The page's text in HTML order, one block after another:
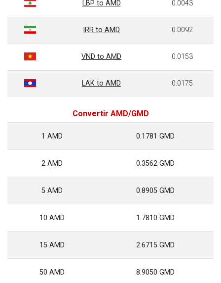
LBP to AMD 0.0043
IRR to AMD 0.0092
VND to AMD 0.0153
LAK to AMD 0.0175
Convertir AMD/GMD
1 AMD 0.1781 GMD
2 AMD 0.3562 GMD
5 AMD 0.8905 GMD
10 AMD 1.7810 GMD
15 AMD 2.6715 GMD
50 AMD 8.9050 GMD